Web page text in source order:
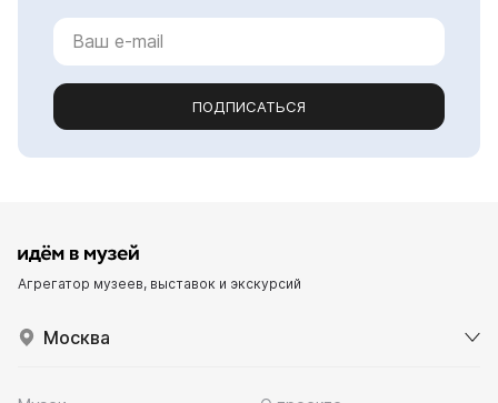
ПОДПИСАТЬСЯ
Агрегатор музеев, выставок и экскурсий
Москва